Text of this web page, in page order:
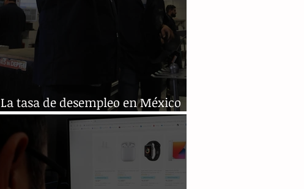
La tasa de desempleo en México
llega al 2,6 % en mayo